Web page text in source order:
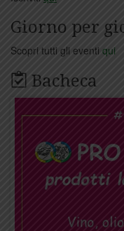
Giorno per
Scopri tutti gli eventi qui
Bacheca